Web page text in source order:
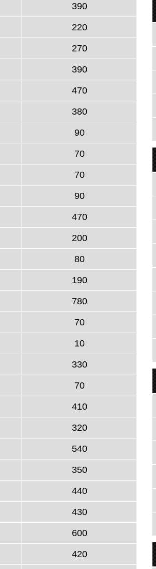
390
220
270
390
470
380
90
70
70
90
470
200
80
190
780
70
10
330
70
410
320
540
350
440
430
600
420